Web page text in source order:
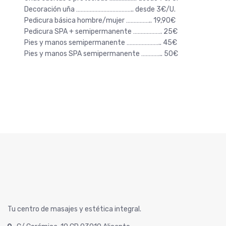
Decoración uña ……………………………….. desde 3€/U.
Pedicura básica hombre/mujer …………….. 19,90€
Pedicura SPA + semipermanente ………………. 25€
Pies y manos semipermanente ………………….. 45€
Pies y manos SPA semipermanente ………….. 50€
Tu centro de masajes y estética integral.